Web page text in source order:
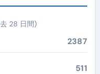
28 日間)
2387
511